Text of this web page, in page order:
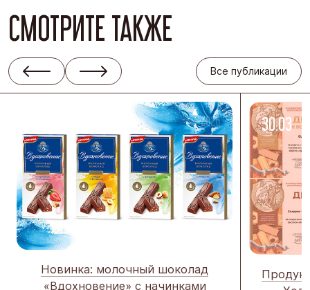
СМОТРИТЕ ТАКЖЕ
Все публикации
-2026
Новинка: молочный шоколад
«Вдохновение» с начинками
30.03